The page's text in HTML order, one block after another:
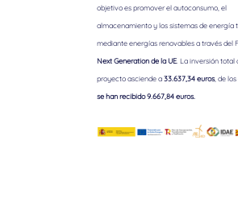
objetivo es promover el autoconsumo, el
almacenamiento y los sistemas de energía
mediante energías renovables a través del
Next Generation de la UE. La inversión total
proyecto asciende a33.637,34 euros, de
se han recibido 9.667,84 euros.